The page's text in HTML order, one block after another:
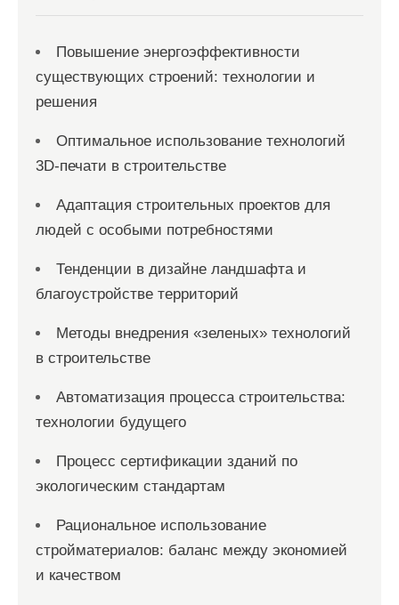
Повышение энергоэффективности
существующих строений: технологии и
решения
Оптимальное использование технологий
3D-печати в строительстве
Адаптация строительных проектов для
людей с особыми потребностями
Тенденции в дизайне ландшафта и
благоустройстве территорий
Методы внедрения «зеленых» технологий
в строительстве
Автоматизация процесса строительства:
технологии будущего
Процесс сертификации зданий по
экологическим стандартам
Рациональное использование
стройматериалов: баланс между экономией
и качеством